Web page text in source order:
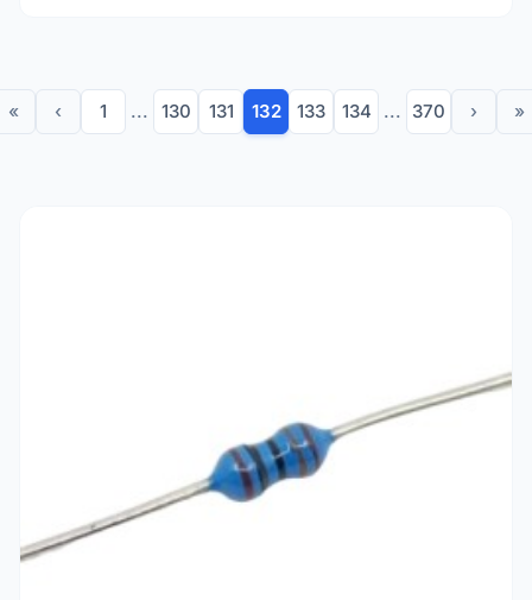
« ‹ 1 ... 130 131 132 133 134 ... 370 › »